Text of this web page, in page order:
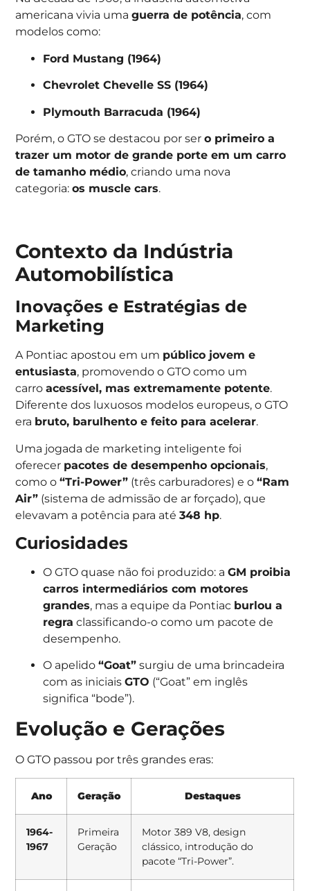
americana vivia umaguerra de potência, com
modelos como:
Ford Mustang (1964)
Chevrolet Chevelle SS (1964)
Plymouth Barracuda (1964)
Porém, o GTO se destacou por sero primeiro a
trazer um motor de grande porte em um carro
de tamanho médio, criando uma nova
categoria:os muscle cars.
Contexto da Indústria
Automobilística
Inovações e Estratégias de
Marketing
A Pontiac apostou em um público jovem e
entusiasta, promovendo o GTO como um
carroacessível, mas extremamente potente.
Diferente dos luxuosos modelos europeus, o GTO
era bruto, barulhento e feito para acelerar.
Uma jogada de marketing inteligente foi
oferecer pacotes de desempenho opcionais,
como o“Tri-Power” (três carburadores) e o“Ram
Air” (sistema de admissão de ar forçado), que
elevavam a potência para até348 hp.
Curiosidades
O GTO quase não foi produzido: aGM proibia
carros intermediários com motores
grandes, mas a equipe da Pontiac burlou a
regra classificando-o como um pacote de
desempenho.
O apelido“Goat” surgiu de uma brincadeira
com as iniciaisGTO (“Goat” em inglês
significa “bode”).
Evolução e Gerações
O GTO passou por três grandes eras:
Ano Geração Destaques
1964-
1967
Primeira
Geração
Motor 389 V8, design
clássico, introdução do
pacote “Tri-Power”.